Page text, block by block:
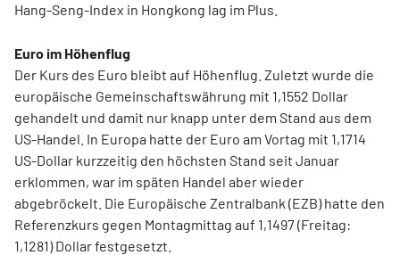
Hang-Seng-Index in Hongkong lag im Plus.
Euro im Höhenflug
Der Kurs des Euro bleibt auf Höhenflug. Zuletzt wurde die
europäische Gemeinschaftswährung mit 1,1552 Dollar
gehandelt und damit nur knapp unter dem Stand aus dem
US-Handel. In Europa hatte der Euro am Vortag mit 1,1714
US-Dollar kurzzeitig den höchsten Stand seit Januar
erklommen, war im späten Handel aber wieder
abgebröckelt. Die Europäische Zentralbank (EZB) hatte den
Referenzkurs gegen Montagmittag auf 1,1497 (Freitag:
1,1281) Dollar festgesetzt.